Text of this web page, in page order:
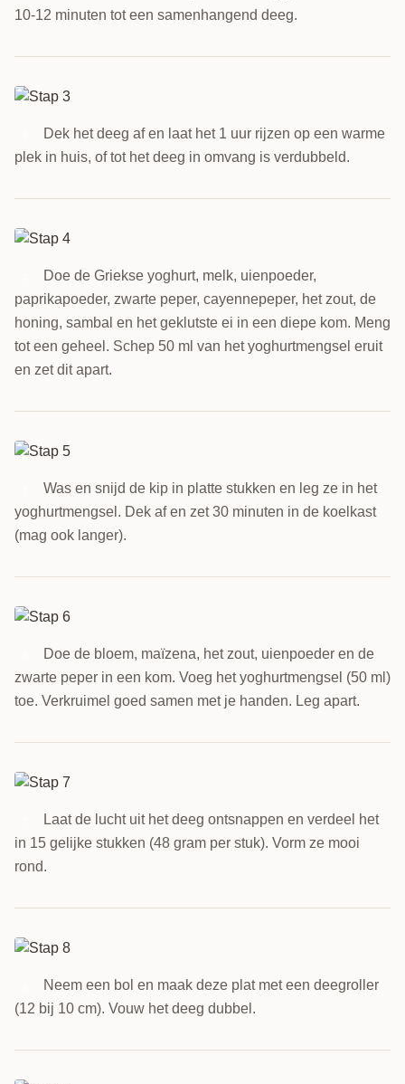
10-12 minuten tot een samenhangend deeg.
Dek het deeg af en laat het 1 uur rijzen op een warme
plek in huis, of tot het deeg in omvang is verdubbeld.
Doe de Griekse yoghurt, melk, uienpoeder,
paprikapoeder, zwarte peper, cayennepeper, het zout, de
honing, sambal en het geklutste ei in een diepe kom. Meng
tot een geheel. Schep 50 ml van het yoghurtmengsel eruit
en zet dit apart.
Was en snijd de kip in platte stukken en leg ze in het
yoghurtmengsel. Dek af en zet 30 minuten in de koelkast
(mag ook langer).
Doe de bloem, maïzena, het zout, uienpoeder en de
zwarte peper in een kom. Voeg het yoghurtmengsel (50 ml)
toe. Verkruimel goed samen met je handen. Leg apart.
Laat de lucht uit het deeg ontsnappen en verdeel het
in 15 gelijke stukken (48 gram per stuk). Vorm ze mooi
rond.
Neem een bol en maak deze plat met een deegroller
(12 bij 10 cm). Vouw het deeg dubbel.